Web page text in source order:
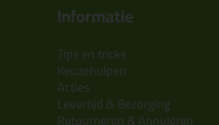
Informatie
Tips en tricks
Keuzehulpen
Acties
Levertijd & Bezorging